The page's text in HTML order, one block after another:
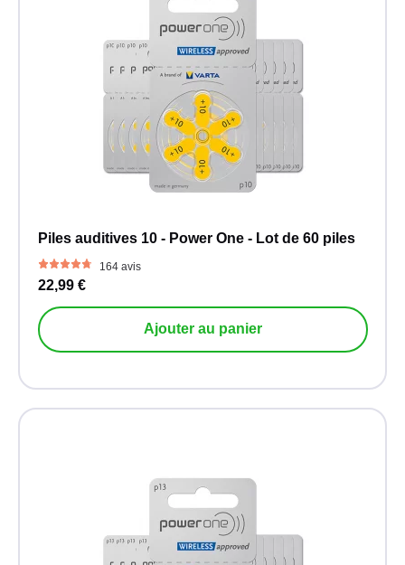
Piles auditives 10 - Power One - Lot de 60 piles
164 avis
22,99 €
Ajouter au panier